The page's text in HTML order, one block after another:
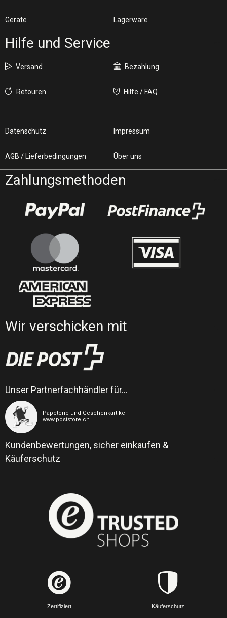
Geräte Lagerware
Hilfe und Service
Versand Bezahlung
Retouren Hilfe / FAQ
Datenschutz Impressum
AGB / Lieferbedingungen Über uns
Zahlungsmethoden
Wir verschicken mit
Unser Partnerfachhändler für…
Papeterie und Geschenkartikel
www.poststore.ch
Kundenbewertungen, sicher einkaufen &
Käuferschutz
Zertifiziert Käuferschutz